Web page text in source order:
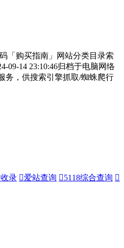
「购买指南」网站分类目录索
09-14 23:10:46归档于电脑网络
务，供搜索引擎抓取/蜘蛛爬行
录 爱站查询 5118综合查询 